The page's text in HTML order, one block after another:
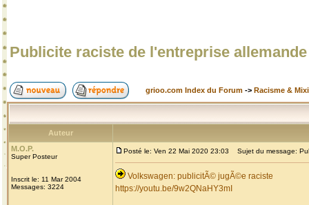
Publicite raciste de l'entreprise
grioo.com Index du Forum -> Racisme &
Auteur
M.O.P.
Super Posteur
Inscrit le: 11 Mar 2004
Messages: 3224
Posté le: Ven 22 Mai 2020 23:03 Sujet du message:
Volkswagen: publicitÃ© jugÃ©e raciste
https://youtu.be/9w2QNaHY3mI